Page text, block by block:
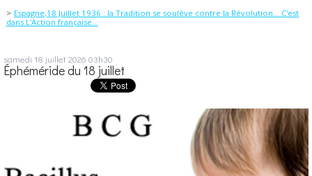
Espagne,18 Juillet 1936 : la Tradition se soulève contre la Révolution... C'est
dans L'Action française...
samedi 18 juillet 2026 03h30
Éphéméride du 18 juillet